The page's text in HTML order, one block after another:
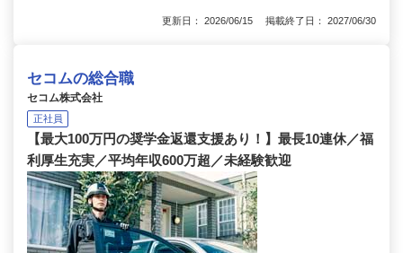
更新日： 2026/06/15 掲載終了日： 2027/06/30
セコムの総合職
セコム株式会社
正社員
【最大100万円の奨学金返還支援あり！】最長10連休／福
利厚生充実／平均年収600万超／未経験歓迎